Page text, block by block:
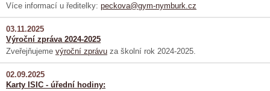
Více informací u ředitelky: peckova@gym-nymburk.cz
03.11.2025
Výroční zpráva 2024-2025
Zveřejňujeme výroční zprávu za školní rok 2024-2025.
02.09.2025
Karty ISIC - úřední hodiny: